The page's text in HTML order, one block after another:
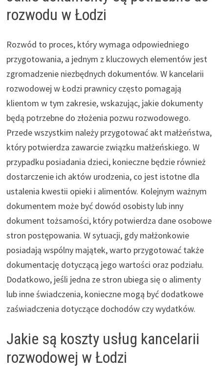
rozwodu w Łodzi
Rozwód to proces, który wymaga odpowiedniego
przygotowania, a jednym z kluczowych elementów jest
zgromadzenie niezbędnych dokumentów. W kancelarii
rozwodowej w Łodzi prawnicy często pomagają
klientom w tym zakresie, wskazując, jakie dokumenty
będą potrzebne do złożenia pozwu rozwodowego.
Przede wszystkim należy przygotować akt małżeństwa,
który potwierdza zawarcie związku małżeńskiego. W
przypadku posiadania dzieci, konieczne będzie również
dostarczenie ich aktów urodzenia, co jest istotne dla
ustalenia kwestii opieki i alimentów. Kolejnym ważnym
dokumentem może być dowód osobisty lub inny
dokument tożsamości, który potwierdza dane osobowe
stron postępowania. W sytuacji, gdy małżonkowie
posiadają wspólny majątek, warto przygotować także
dokumentację dotyczącą jego wartości oraz podziału.
Dodatkowo, jeśli jedna ze stron ubiega się o alimenty
lub inne świadczenia, konieczne mogą być dodatkowe
zaświadczenia dotyczące dochodów czy wydatków.
Jakie są koszty usług kancelarii
rozwodowej w Łodzi